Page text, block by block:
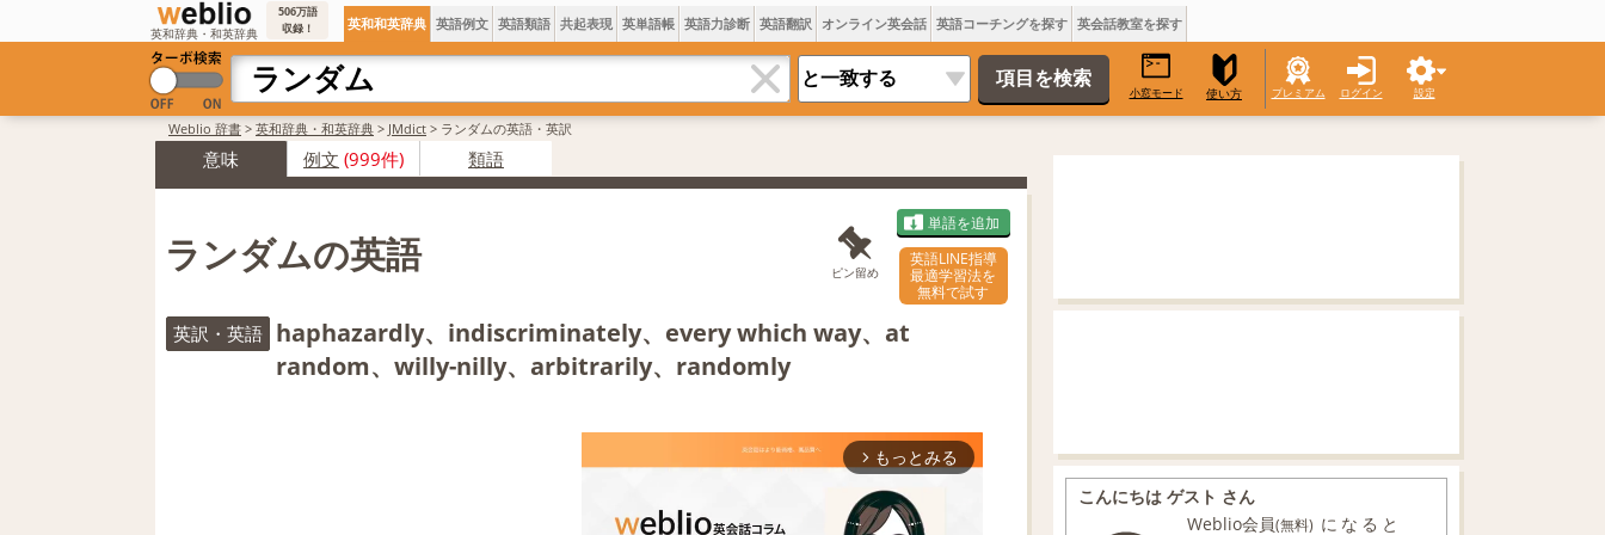
英和辞典・和英辞典
506万語
収録！
英和和英辞典 英語例文 英語類語 共起表現 英単語帳 英語力診断 英語翻訳 オンライン英会話 英語コーチングを探す 英会話教室を探す
小窓モード 使い方 プレミアム ログイン 設定
Weblio 辞書 > 英和辞典・和英辞典 > JMdict > ランダムの英語・英訳
意味 例文 (999件) 類語
ランダムの英語 ピン留め
単語を追加
英語LINE指導
最適学習法を
無料で試す
英訳・英語 haphazardly、indiscriminately、every which way、at
random、willy-nilly、arbitrarily、randomly
arrow_forward_ios もっとみる
こんにちは ゲスト さん
Weblio会員(無料) になると